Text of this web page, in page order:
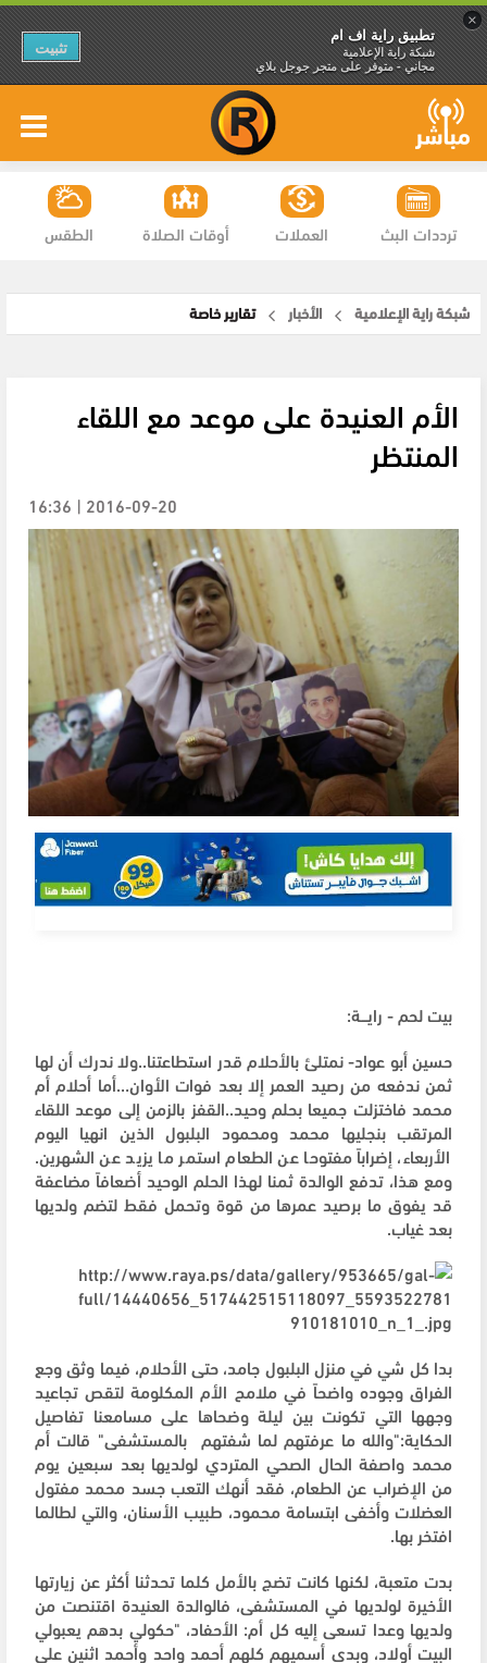
×
تطبيق راية اف ام
شبكة راية الإعلامية
مجاني - متوفر على متجر جوجل بلاي
تثبيت
الطقس أوقات الصلاة العملات ترددات البث
شبكة راية الإعلامية الأخبار تقارير خاصة
الأم العنيدة على موعد مع اللقاء
المنتظر
2016-09-20 | 16:36
بيت لحم - رايـــة:
حسين أبو عواد- نمتلئ بالأحلام قدر استطاعتنا..ولا ندرك أن لها
ثمن ندفعه من رصيد العمر إلا بعد فوات الأوان…أما أحلام أم
محمد فاختزلت جميعا بحلم وحيد..القفز بالزمن إلى موعد اللقاء
المرتقب بنجليها محمد ومحمود البلبول الذين انهيا اليوم
الأربعاء، إضراباً مفتوحا عن الطعام استمر ما يزيد عن الشهرين.
ومع هذا، تدفع الوالدة ثمنا لهذا الحلم الوحيد أضعافاً مضاعفة
قد يفوق ما برصيد عمرها من قوة وتحمل فقط لتضم ولديها
بعد غياب.
بدا كل شي في منزل البلبول جامد، حتى الأحلام، فيما وثق وجع
الفراق وجوده واضحاً في ملامح الأم المكلومة لتقص تجاعيد
وجهها التي تكونت بين ليلة وضحاها على مسامعنا تفاصيل
الحكاية:"والله ما عرفتهم لما شفتهم بالمستشفى" قالت أم
محمد واصفة الحال الصحي المتردي لولديها بعد سبعين يوم
من الإضراب عن الطعام، فقد أنهك التعب جسد محمد مفتول
العضلات وأخفى ابتسامة محمود، طبيب الأسنان، والتي لطالما
افتخر بها.
بدت متعبة، لكنها كانت تضج بالأمل كلما تحدثنا أكثر عن زيارتها
الأخيرة لولديها في المستشفى، فالوالدة العنيدة اقتنصت من
ولديها وعدا تسعى إليه كل أم: الأحفاد، "حكولي بدهم يعبولي
البيت أولاد، وبدي أسميهم كلهم أحمد واحد وأحمد اثنين على